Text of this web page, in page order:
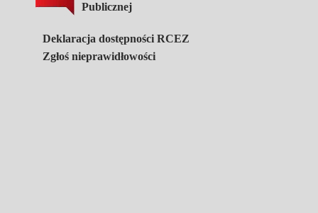
Publicznej
Deklaracja dostępności RCEZ
Zgłoś nieprawidłowości